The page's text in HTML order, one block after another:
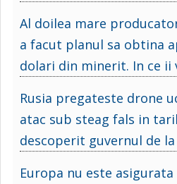
Al doilea mare
a facut planul sa obtina
dolari din minerit. In ce ii
Rusia pregateste drone
atac sub steag fals in
descoperit guvernul de
Europa nu este